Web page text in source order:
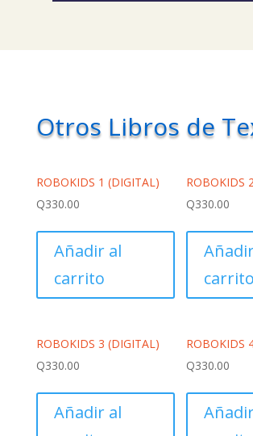
Otros Libros de
ROBOKIDS 1 (DIGITAL)
Q330.00
Añadir al
carrito
ROBOKIDS
Q330.00
carrito
ROBOKIDS 3 (DIGITAL)
Q330.00
Añadir al
ROBOKIDS
Q330.00